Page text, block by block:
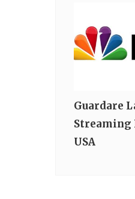
Guardare
Streaming
USA